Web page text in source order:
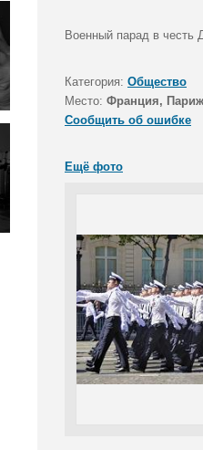
Военный парад в честь
Категория: Общество
Место: Франция, Париж
Сообщить об ошибке
Ещё фото